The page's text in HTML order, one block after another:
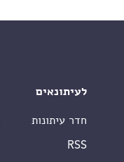
לעיתונאים
חדר עיתונות
RSS